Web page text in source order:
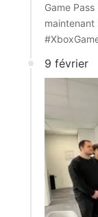
Game
maintenant
9 février